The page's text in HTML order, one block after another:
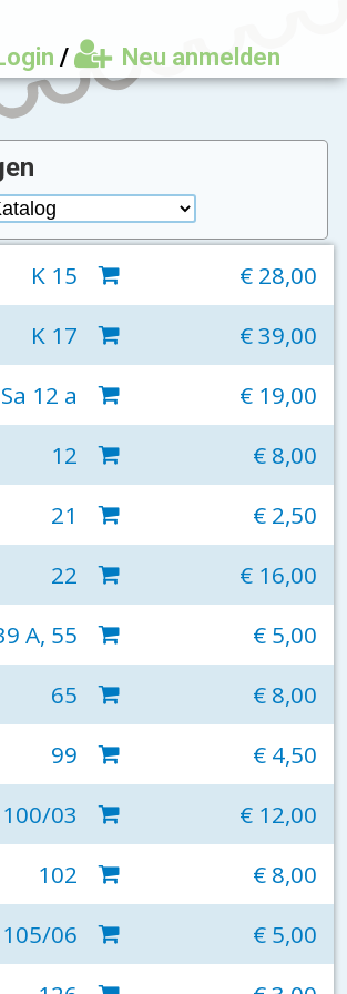
/ Neu anmelden
K 15
€ 28,00
K 17
€ 39,00
Sa 12 a
€ 19,00
12
€ 8,00
21
€ 2,50
22
€ 16,00
A, 55
€ 5,00
65
€ 8,00
99
€ 4,50
100/03
€ 12,00
102
€ 8,00
105/06
€ 5,00